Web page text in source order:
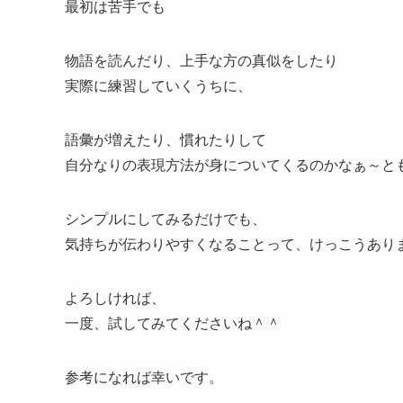
最初は苦手でも
物語を読んだり、上手な方の真似をしたり
実際に練習していくうちに、
語彙が増えたり、慣れたりして
自分なりの表現方法が身についてくるのかなぁ～と
シンプルにしてみるだけでも、
気持ちが伝わりやすくなることって、けっこうあり
よろしければ、
一度、試してみてくださいね＾＾
参考になれば幸いです。